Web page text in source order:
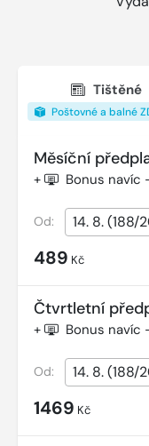
Tištěné
Poštovné a balné
Měsíční
+ Bonus navíc
Od:
489 Kč
Čtvrtletní
+ Bonus navíc
Od:
1469 Kč